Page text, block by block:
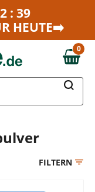
: 39
HEUTE➡️
0,00 €
0
FILTERN